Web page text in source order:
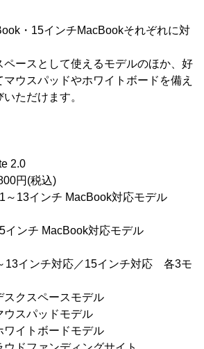
・15インチMacBookそれぞれに対
ペースとして使えるモデルのほか、好
ウスパッドやホワイトボードを備え
ただけます。
2.0
(税込)
インチ MacBook対応モデル
MacBook対応モデル
13インチ対応／15インチ対応 各3モ
ースモデル
ドモデル
ードモデル